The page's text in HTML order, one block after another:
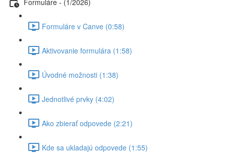
Formuláre v Canve (0:58)
Aktivovanie formulára (1:58)
Úvodné možnosti (1:38)
Jednotlivé prvky (4:02)
Ako zbierať odpovede (2:21)
Kde sa ukladajú odpovede (1:55)